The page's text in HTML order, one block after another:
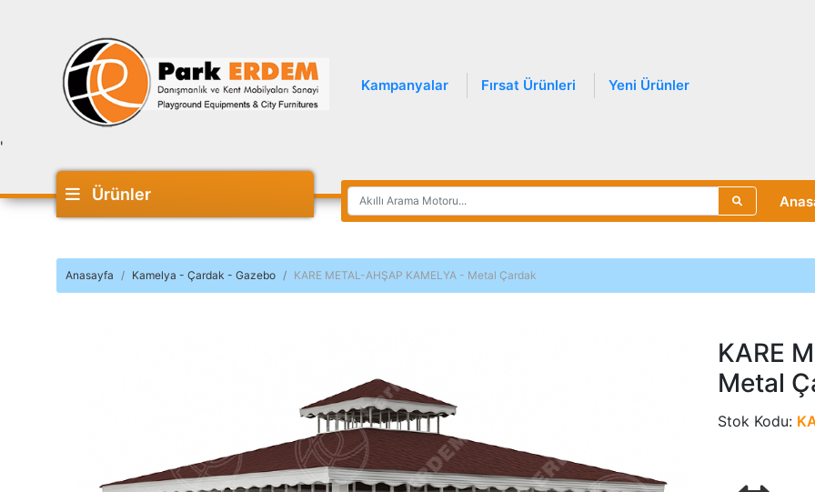
Kampanyalar Fırsat Ürünleri Yeni Ürünler
'
Ürünler
Anasayfa Kamelya - Çardak - Gazebo KARE METAL-AHŞAP KAMELYA - Metal Çardak
KARE
Metal
Stok Kodu: